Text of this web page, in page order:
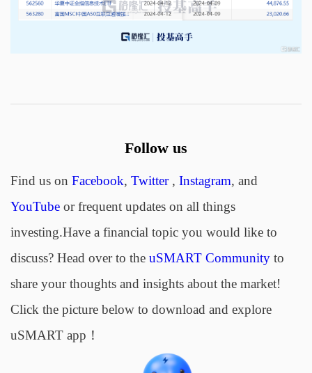
Follow us
Find us on Facebook, Twitter, Instagram, and
YouTubeor frequent updates on all things
investing.Have a financial topic you would like to
discuss? Head over to the uSMART Communityto
share your thoughts and insights about the market!
Click the picture below to download and explore
uSMART app！